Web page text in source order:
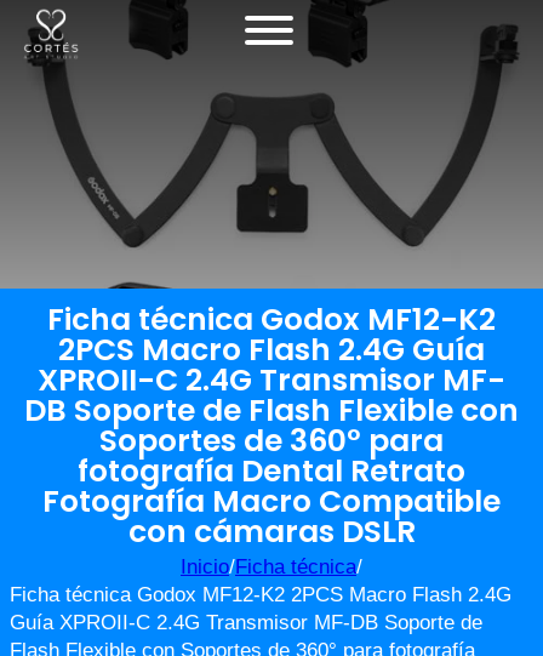
Ficha técnica Godox MF12-K2
2PCS Macro Flash 2.4G Guía
XPROII-C 2.4G Transmisor MF-
DB Soporte de Flash Flexible con
Soportes de 360° para
fotografía Dental Retrato
Fotografía Macro Compatible
con cámaras DSLR
Inicio/Ficha técnica/
Ficha técnica Godox MF12-K2 2PCS Macro Flash 2.4G
Guía XPROII-C 2.4G Transmisor MF-DB Soporte de
Flash Flexible con Soportes de 360° para fotografía